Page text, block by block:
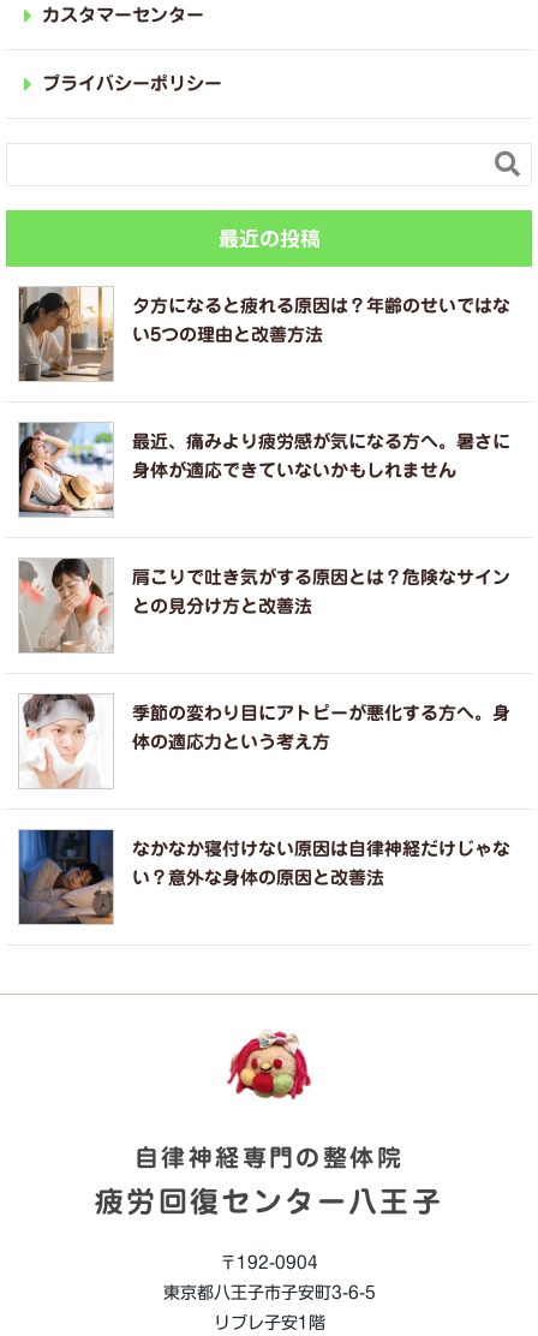
カスタマーセンター
プライバシーポリシー

最近の投稿
夕方になると疲れる原因は？年齢のせいではな
い5つの理由と改善方法
最近、痛みより疲労感が気になる方へ。暑さに
身体が適応できていないかもしれません
肩こりで吐き気がする原因とは？危険なサイン
との見分け方と改善法
季節の変わり目にアトピーが悪化する方へ。身
体の適応力という考え方
なかなか寝付けない原因は自律神経だけじゃな
い？意外な身体の原因と改善法
自律神経専門の整体院
疲労回復センター八王子
〒192-0904
東京都八王子市子安町3-6-5
リブレ子安1階